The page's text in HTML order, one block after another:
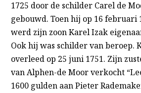
1725 door de schilder Carel de
gebouwd. Toen hij op 16 februari
werd zijn zoon Karel Izak
Ook hij was schilder van beroep.
overleed op 25 juni 1751. Zijn
van Alphen-de Moor verkocht
1600 gulden aan Pieter